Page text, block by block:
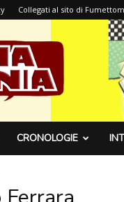
Collegati al sito di
CRONOLOGIE